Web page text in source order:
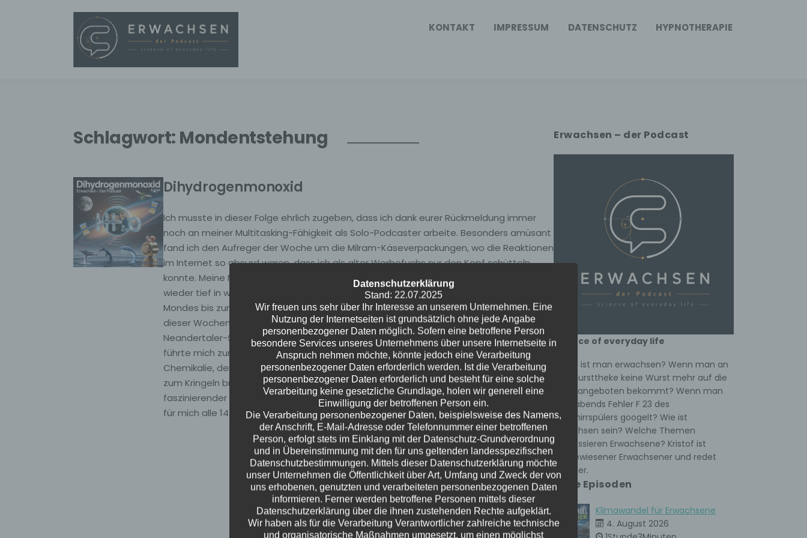
KONTAKT IMPRESSUM DATENSCHUTZ HYPNOTHERAPIE
Schlagwort: Mondentstehung
Dihydrogenmonoxid
Ich musste in dieser Folge ehrlich zugeben, dass ich dank eurer Rückmeldung immer
noch an meiner Multitasking-Fähigkeit als Solo-Podcaster arbeite. Besonders amüsant
fand ich den Aufreger der Woche um die Milram-Käseverpackungen, wo die Reaktionen
im Internet so absurd waren, dass ich als alter Werbefuchs nur den Kopf schütteln
konnte. Meine Neugier auf die Dimensionen des Alls und unseres Planeten hat mich mal
wieder tief in wissenschaftliche Artikel versinken lassen, von der Entstehung des
Mondes bis zur Suche nach außerirdischer Intelligenz. Aber die wirklichen Skurrilitäten
dieser Wochen waren radioaktive Wespennester, der älteste Nachweis von
Neandertaler-Sex und eine Nacktschnecke als hartnäckiger Klingelstreich-Täter. All das
führte mich zur spannenden Frage nach einer allgegenwärtigen, "gefährlichen"
Chemikalie, dem Dihydrogenmonoxid, dessen wahre Identität selbst meine Tochter
zum Kringeln bringt. Diese bunte Mischung aus Gesellschaftsbeobachtung,
faszinierender Wissenschaft und absolut kuriosen Nachrichten macht das Podcasten
für mich alle 14 Tage zu einer wunderbaren Konstante.
Erwachsen – der Podcast
science of everyday life
Wann ist man erwachsen? Wenn man an
der Wursttheke keine Wurst mehr auf die
Hand angeboten bekommt? Wenn man
spät abends Fehler F 23 des
Geschirrspülers googelt? Wie ist
Erwachsen sein? Welche Themen
interessieren Erwachsene? Kristof ist
ausgewiesener Erwachsener und redet
darüber.
Neue Episoden
Klimawandel für Erwachsene
4. August 2026
Datenschutzerklärung
Stand: 22.07.2025
Wir freuen uns sehr über Ihr Interesse an unserem Unternehmen. Eine
Nutzung der Internetseiten ist grundsätzlich ohne jede Angabe
personenbezogener Daten möglich. Sofern eine betroffene Person
besondere Services unseres Unternehmens über unsere Internetseite in
Anspruch nehmen möchte, könnte jedoch eine Verarbeitung
personenbezogener Daten erforderlich werden. Ist die Verarbeitung
personenbezogener Daten erforderlich und besteht für eine solche
Verarbeitung keine gesetzliche Grundlage, holen wir generell eine
Einwilligung der betroffenen Person ein.
Die Verarbeitung personenbezogener Daten, beispielsweise des Namens,
der Anschrift, E-Mail-Adresse oder Telefonnummer einer betroffenen
Person, erfolgt stets im Einklang mit der Datenschutz-Grundverordnung
und in Übereinstimmung mit den für uns geltenden landesspezifischen
Datenschutzbestimmungen. Mittels dieser Datenschutzerklärung möchte
unser Unternehmen die Öffentlichkeit über Art, Umfang und Zweck der von
uns erhobenen, genutzten und verarbeiteten personenbezogenen Daten
informieren. Ferner werden betroffene Personen mittels dieser
Datenschutzerklärung über die ihnen zustehenden Rechte aufgeklärt.
Wir haben als für die Verarbeitung Verantwortlicher zahlreiche technische
und organisatorische Maßnahmen umgesetzt, um einen möglichst